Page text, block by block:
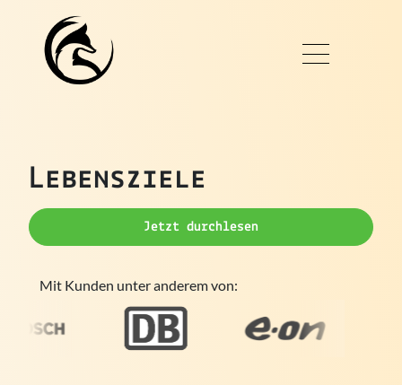
Lebensziele
Jetzt durchlesen
Mit Kunden unter anderem von: